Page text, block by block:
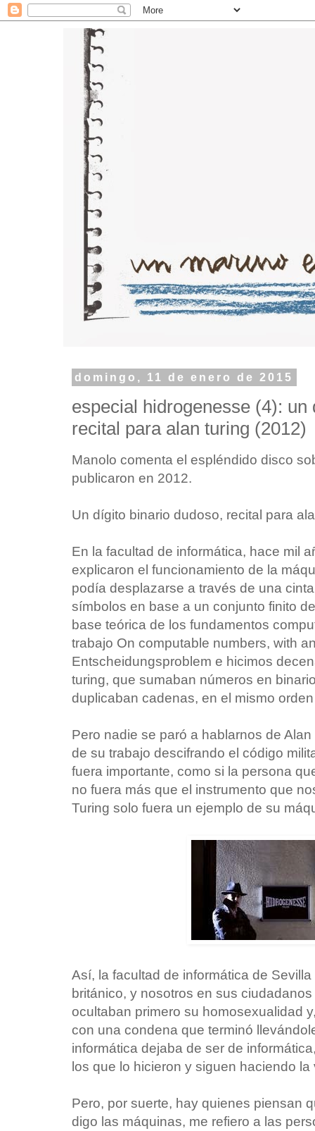
domingo, 11 de enero de 2015
especial hidrogenesse (4):
recital para alan turing (2012)
Manolo comenta el espléndido disco
publicaron en 2012.
Un dígito binario dudoso, recital para
En la facultad de informática, hace mil
explicaron el funcionamiento de la
podía desplazarse a través de una
símbolos en base a un conjunto finito
base teórica de los fundamentos
trabajo On computable numbers, with
Entscheidungsproblem e hicimos
turing, que sumaban números en
duplicaban cadenas, en el mismo
Pero nadie se paró a hablarnos de
de su trabajo descifrando el código
fuera importante, como si la persona
no fuera más que el instrumento que
Turing solo fuera un ejemplo de su
Así, la facultad de informática de
británico, y nosotros en sus
ocultaban primero su homosexualidad
con una condena que terminó
informática dejaba de ser de
los que lo hicieron y siguen haciendo la
Pero, por suerte, hay quienes piensan
digo las máquinas, me refiero a las